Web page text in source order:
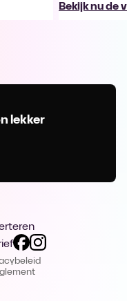
Bekijk nu de
lekker